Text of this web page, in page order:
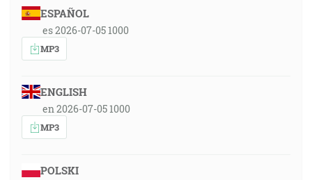
ESPAÑOL
es 2026-07-05 1000
MP3
ENGLISH
en 2026-07-05 1000
MP3
POLSKI